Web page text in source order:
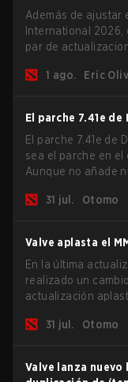
Además de ajustar
International 2026,
par de
de desglose post-
1 ago. Eric
El parche 7.41e
El parche 7.41e de
sea el parche en el
Aunque no añade
los mayores
31 jul. Otomo
Valve aplasta el
En la última
realizado un
actualización
31 jul.
Otomo
Valve lanza